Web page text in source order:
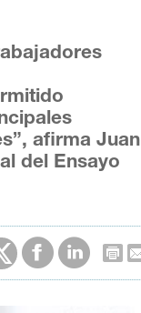
afirma Juan
del Ensayo